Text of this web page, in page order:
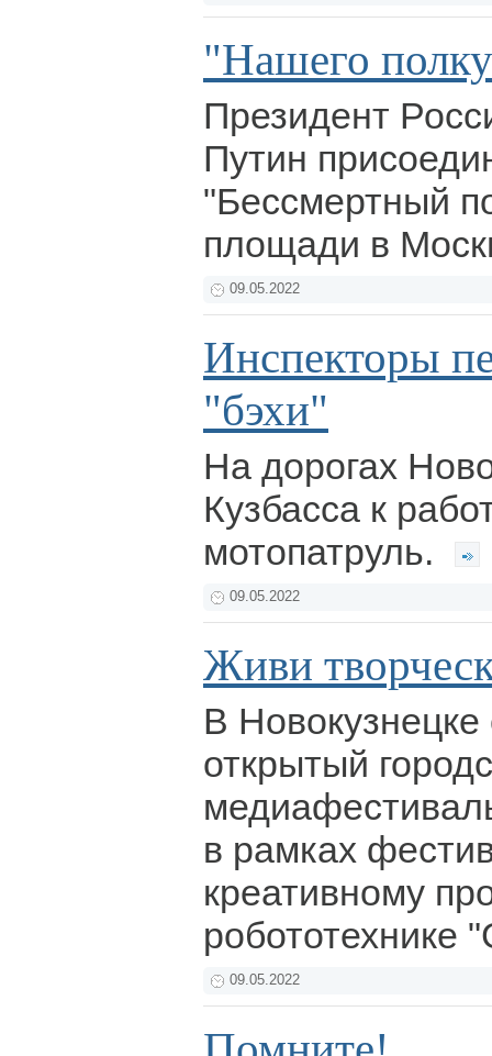
"Нашего
Президент
Путин
"Бессмертный
площади в
09.05.2022
Инспекторы
"бэхи"
На дорогах
Кузбасса к
мотопатруль.
09.05.2022
Живи
В Новокузнецке
открытый
в рамках
креативному
робототехнике
09.05.2022